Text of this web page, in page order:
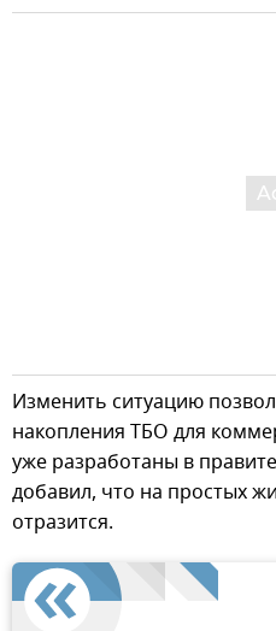
Изменить ситуацию
накопления ТБО для
уже разработаны в
добавил, что на простых
отразится.